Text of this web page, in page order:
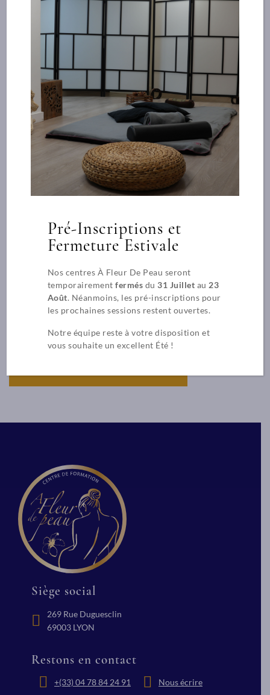
Accompagner le sportif par
des techniques profondes et
superficielles
ÉLIGIBLE AU CPF Cette
et en pleine expension du marché
du bien-être et du sport. Le
demande croissante
doter les praticiens des
compétences essentielles pour
offrir des massages sur-mesure,
adaptés aux besoins spécifiques de
chaque sportif, tout en respectant
les règles de sécurité et d’éthique.
En savoir plus
Facialiste
intrabuccale,
Éligible au CPF
Siège social
269 Rue Duguesclin
69003 LYON
Restons en contact
+(33) 04 78 84 24 91 Nous écrire
Pré-Inscriptions et
Fermeture Estivale
Nos centres À Fleur De Peau seront
temporairementfermés du31 Juillet au 23
Août. Néanmoins, les pré-inscriptions pour
les prochaines sessions restent ouvertes.
Notre équipe reste à votre disposition et
vous souhaite un excellent Été !